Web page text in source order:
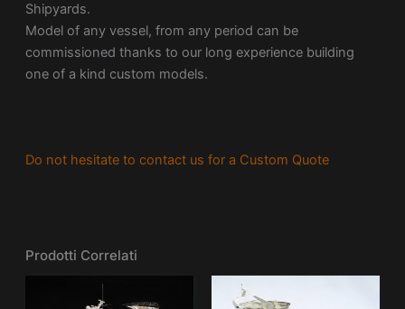
Shipyards.
Model of any vessel, from any period can be
commissioned thanks to our long experience building
one of a kind custom models.
Do not hesitate to contact us for a Custom Quote
Prodotti Correlati